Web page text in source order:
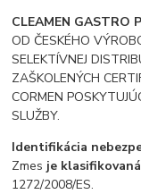
CLEAMEN GASTRO
OD ČESKÉHO
SELEKTÍVNEJ
ZAŠKOLENÝCH
CORMEN
SLUŽBY.
Identifikácia
Zmes je
1272/2008/ES.